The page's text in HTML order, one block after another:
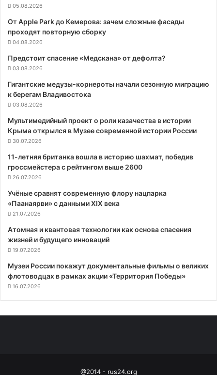
05.08.2026
От Apple Park до Кемерова: зачем сложные фасады
проходят повторную сборку
04.08.2026
Предстоит спасение «Медскана» от дефолта?
03.08.2026
Гигантские медузы-корнероты начали сезонную миграцию
к берегам Владивостока
03.08.2026
Мультимедийный проект о роли казачества в истории
Крыма открылся в Музее современной истории России
30.07.2026
11-летняя британка вошла в историю шахмат, победив
гроссмейстера с рейтингом выше 2600
26.07.2026
Учёные сравнят современную флору нацпарка
«Паанаярви» с данными XIX века
21.07.2026
Атомная и квантовая технологии как основа спасения
жизней и будущего инноваций
19.07.2026
Музеи России покажут документальные фильмы о великих
флотоводцах в рамках акции «Территория Победы»
16.07.2026
@2014 - rus24.org